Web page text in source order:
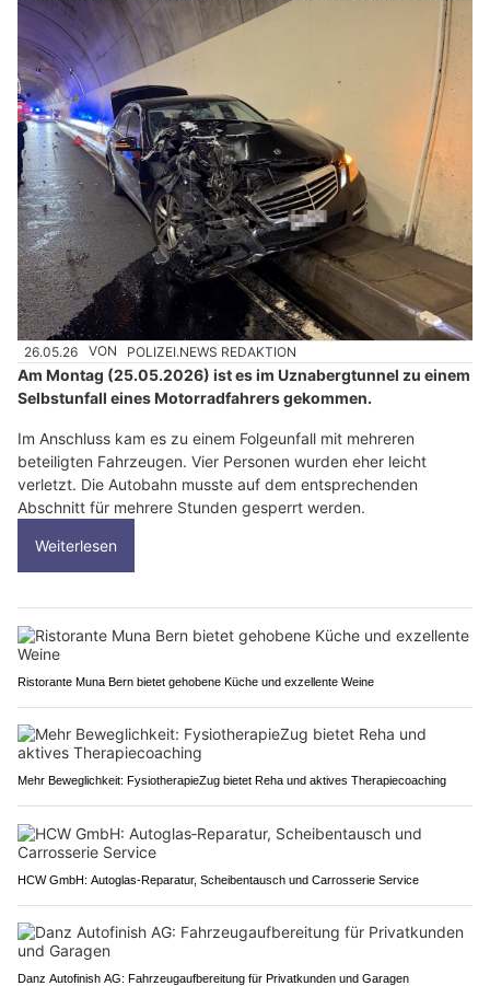
26.05.26 VON POLIZEI.NEWS REDAKTION
Am Montag (25.05.2026) ist es im Uznabergtunnel zu einem
Selbstunfall eines Motorradfahrers gekommen.
Im Anschluss kam es zu einem Folgeunfall mit mehreren
beteiligten Fahrzeugen. Vier Personen wurden eher leicht
verletzt. Die Autobahn musste auf dem entsprechenden
Abschnitt für mehrere Stunden gesperrt werden.
Weiterlesen
Ristorante Muna Bern bietet gehobene Küche und exzellente Weine
Mehr Beweglichkeit: FysiotherapieZug bietet Reha und aktives Therapiecoaching
HCW GmbH: Autoglas‑Reparatur, Scheibentausch und Carrosserie Service
Danz Autofinish AG: Fahrzeugaufbereitung für Privatkunden und Garagen